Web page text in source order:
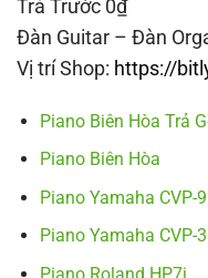
Trả Trước 0₫
Đàn Guitar – Đàn
Vị trí Shop: https://
Piano Biên Hòa Trả
Piano Biên Hòa
Piano Yamaha CVP-
Piano Yamaha CVP-